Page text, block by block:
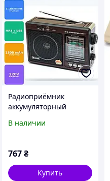
Радиоприёмник
аккумуляторный
от сети 220V и
радио Golon RX-9966
UAR
В наличии
767₴
Купить